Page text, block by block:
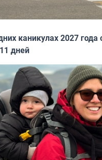
каникулах 2027 года
дней